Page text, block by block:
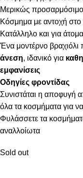
Μερικώς
Κόσμημα με αντοχή στο
Κατάλληλο και για
Ένα μοντέρνο βραχιόλι
άνεση, ιδανικό για
εμφανίσεις
Οδηγίες φροντίδας
Συνιστάται η αποφυγή
όλα τα κοσμήματα για
Φυλάσσετε τα
αναλλοίωτα
Sold out